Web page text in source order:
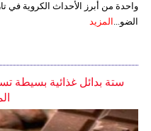
واحدة من أبرز الأحداث الكروية في
الضو... المزيد
ستة بدائل غذائية بسيطة